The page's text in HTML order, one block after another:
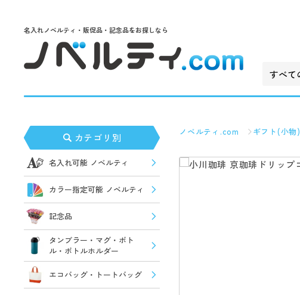
名入れノベルティ・販促品・記念品をお探しなら
カテゴリ別
名入れ可能 ノベルティ
カラー指定可能 ノベルティ
記念品
タンブラー・マグ・ボト
ル・ボトルホルダー
エコバッグ・トートバッグ
ノベルティ.com ギフト(小物)